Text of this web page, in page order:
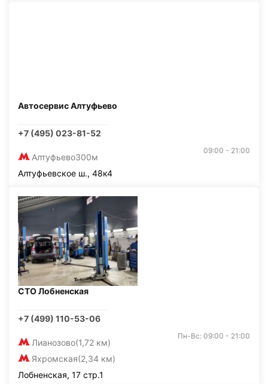
Автосервис Алтуфьево
+7 (495) 023-81-52
Алтуфьево300м
09:00 - 21:00
Алтуфьевское ш., 48к4
СТО Лобненская
+7 (499) 110-53-06
Лианозово(1,72 км)
Яхромская(2,34 км)
Пн-Вс: 09:00 - 21:00
Лобненская, 17 стр.1